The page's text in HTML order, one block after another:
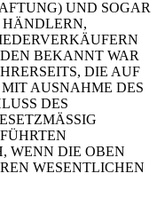
UND SOGAR
HÄNDLERN,
BEKANNT WAR
DIE AUF
AUSNAHME DES
DES
WENN DIE OBEN
WESENTLICHEN